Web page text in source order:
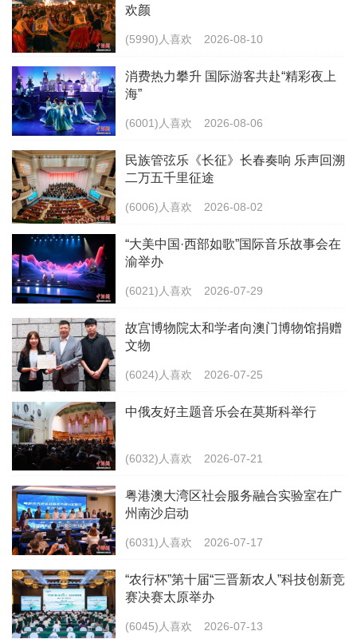
欢颜
(5990)人喜欢 2026-08-10
消费热力攀升 国际游客共赴“精彩夜上
海”
(6001)人喜欢 2026-08-06
民族管弦乐《长征》长春奏响 乐声回溯
二万五千里征途
(6006)人喜欢 2026-08-02
“大美中国·西部如歌”国际音乐故事会在
渝举办
(6021)人喜欢 2026-07-29
故宫博物院太和学者向澳门博物馆捐赠
文物
(6024)人喜欢 2026-07-25
中俄友好主题音乐会在莫斯科举行
(6032)人喜欢 2026-07-21
粤港澳大湾区社会服务融合实验室在广
州南沙启动
(6031)人喜欢 2026-07-17
“农行杯”第十届“三晋新农人”科技创新竞
赛决赛太原举办
(6045)人喜欢 2026-07-13